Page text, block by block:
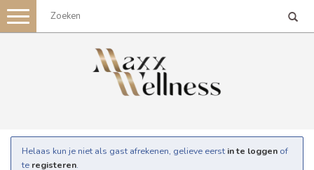
Toggle
navigation
Helaas kun je niet als gast afrekenen, gelieve eerst in te loggen of
te registeren.